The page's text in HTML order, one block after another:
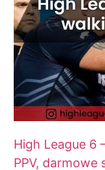
High League 6
PPV,